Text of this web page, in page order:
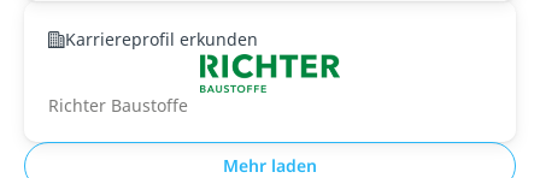
Karriereprofil erkunden
Richter Baustoffe
Mehr laden